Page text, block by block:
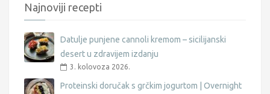
Najnoviji recepti
Datulje punjene cannoli kremom – sicilijanski
desert u zdravijem izdanju
3. kolovoza 2026.
Proteinski doručak s grčkim jogurtom | Overnight